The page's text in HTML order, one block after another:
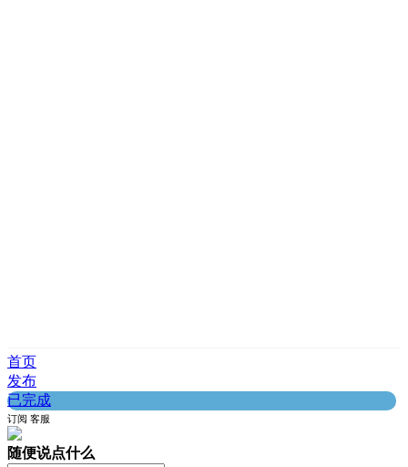
首页
发布
已完成
订阅 客服
随便说点什么